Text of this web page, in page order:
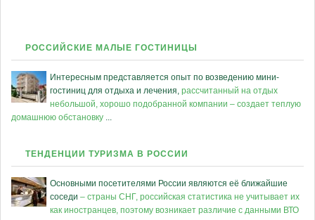
РОССИЙСКИЕ МАЛЫЕ ГОСТИНИЦЫ
Интересным представляется опыт по возведению мини-
гостиниц для отдыха и лечения, рассчитанный на отдых
небольшой, хорошо подобранной компании – создает теплую
домашнюю обстановку ...
ТЕНДЕНЦИИ ТУРИЗМА В РОССИИ
Основными посетителями России являются её ближайшие
соседи – страны СНГ, российская статистика не учитывает их
как иностранцев, поэтому возникает различие с данными ВТО